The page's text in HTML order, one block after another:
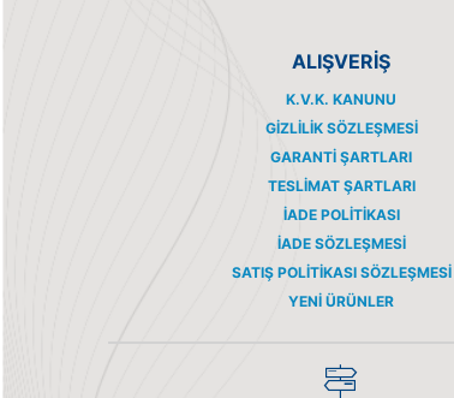
ALIŞVERİŞ
K.V.K. KANUNU
GIZLILIK SÖZLEŞMESI
GARANTI ŞARTLARI
TESLIMAT ŞARTLARI
İADE POLITIKASI
İADE SÖZLEŞMESI
SATIŞ POLITIKASI SÖZLEŞMESI
YENI ÜRÜNLER